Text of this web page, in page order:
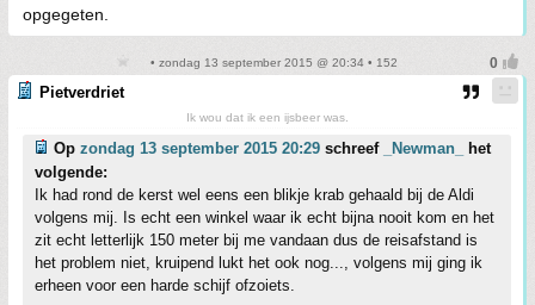
opgegeten.
• zondag 13 september 2015 @ 20:34 • 152
Pietverdriet
Ik wou dat ik een ijsbeer was.
Op zondag 13 september 2015 20:29 schreef _Newman_
het
volgende:
Ik had rond de kerst wel eens een blikje krab gehaald bij de Aldi
volgens mij. Is echt een winkel waar ik echt bijna nooit kom en het
zit echt letterlijk 150 meter bij me vandaan dus de reisafstand is
het problem niet, kruipend lukt het ook nog..., volgens mij ging ik
erheen voor een harde schijf ofzoiets.